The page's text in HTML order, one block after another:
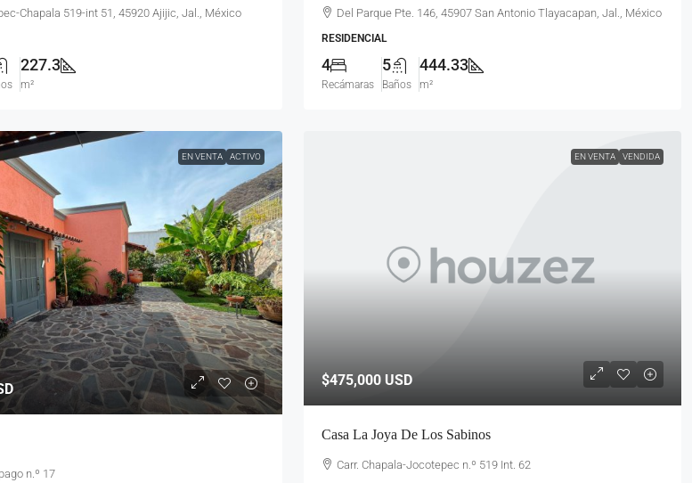
Chapala 519-int 51, 45920 Ajijic, Jal., México
227.3
m²
Del Parque Pte. 146, 45907 San Antonio Tlayacapan, Jal., México
RESIDENCIAL
4
Recámaras
5
Baños
444.33
m²
EN VENTA ACTIVO
n.º 17
EN VENTA VENDIDA
$475,000 USD
Casa La Joya De Los Sabinos
Carr. Chapala-Jocotepec n.º 519 Int. 62